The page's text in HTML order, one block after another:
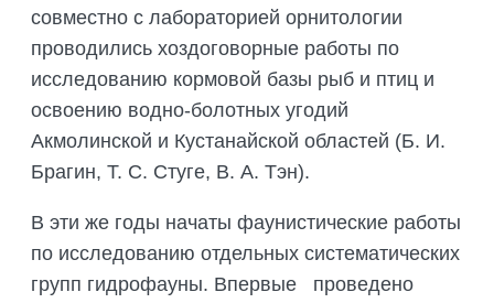
совместно с лабораторией орнитологии
проводились хоздоговорные работы по
исследованию кормовой базы рыб и птиц и
освоению водно-болотных угодий
Акмолинской и Кустанайской областей (Б. И.
Брагин, Т. С. Стуге, В. А. Тэн).
В эти же годы начаты фаунистические работы
по исследованию отдельных систематических
групп гидрофауны. Впервые проведено